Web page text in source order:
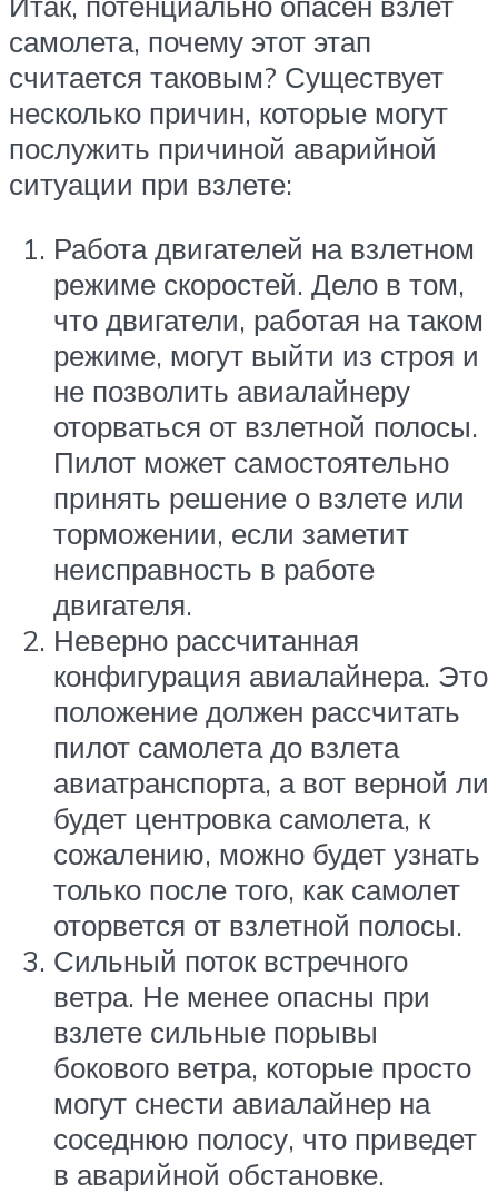
самолета, почему этот этап
считается таковым? Существует
несколько причин, которые могут
послужить причиной аварийной
ситуации при взлете:
Работа двигателей на взлетном
режиме скоростей. Дело в том,
что двигатели, работая на таком
режиме, могут выйти из строя и
не позволить авиалайнеру
оторваться от взлетной полосы.
Пилот может самостоятельно
принять решение о взлете или
торможении, если заметит
неисправность в работе
двигателя.
Неверно рассчитанная
конфигурация авиалайнера. Это
положение должен рассчитать
пилот самолета до взлета
авиатранспорта, а вот верной ли
будет центровка самолета, к
сожалению, можно будет узнать
только после того, как самолет
оторвется от взлетной полосы.
Сильный поток встречного
ветра. Не менее опасны при
взлете сильные порывы
бокового ветра, которые просто
могут снести авиалайнер на
соседнюю полосу, что приведет
в аварийной обстановке.